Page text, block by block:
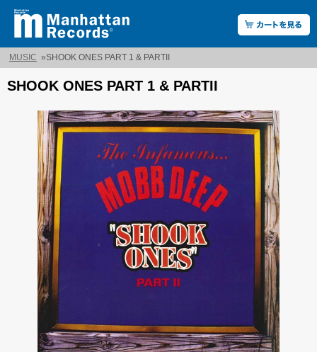
MUSIC »SHOOK ONES PART 1 & PARTII
SHOOK ONES PART 1 & PARTII